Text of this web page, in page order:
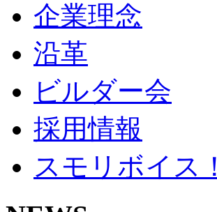
企業理念
沿革
ビルダー会
採用情報
スモリボイス！